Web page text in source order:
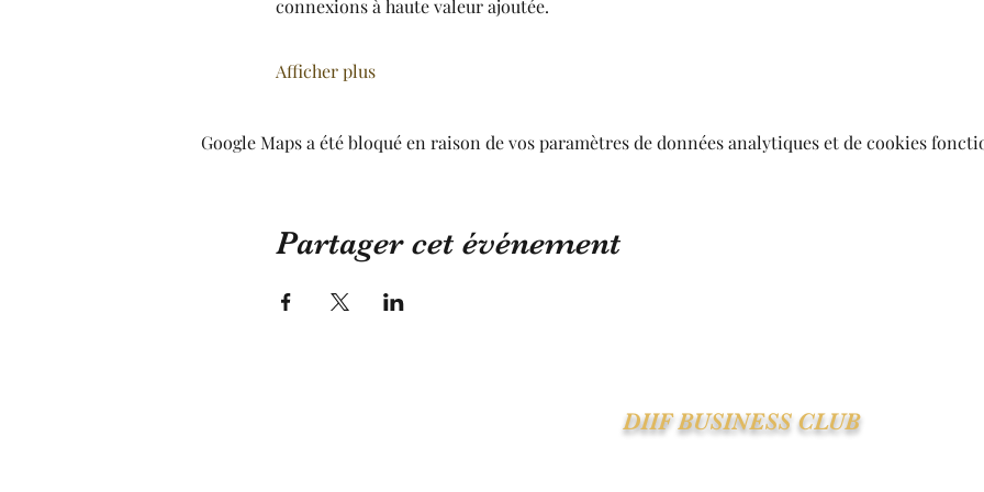
connexions à haute valeur ajoutée.
Afficher plus
Google Maps a été bloqué en raison de vos paramètres de données analytiques et de cookies
Partager cet événement
DIIF BUSINESS CLUB